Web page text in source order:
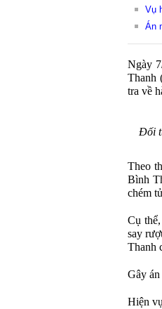
Vụ
Án
Ngày
Thanh
tra về
Đối
Theo
Bình
chém
Cụ
say
Thanh
Gây
Hiện